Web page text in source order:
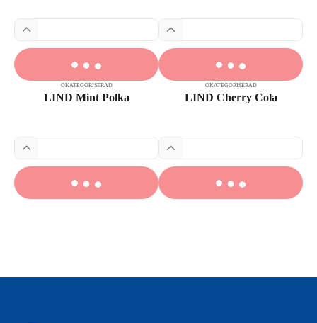
OKATEGORISERAD
LIND Mint Polka
OKATEGORISERAD
LIND Cherry Cola